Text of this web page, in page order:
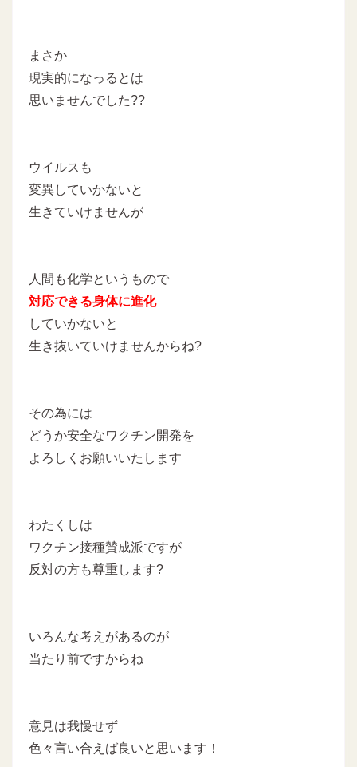
まさか
現実的になっるとは
思いませんでした??
ウイルスも
変異していかないと
生きていけませんが
人間も化学というもので
対応できる身体に進化
していかないと
生き抜いていけませんからね?
その為には
どうか安全なワクチン開発を
よろしくお願いいたします
わたくしは
ワクチン接種賛成派ですが
反対の方も尊重します?
いろんな考えがあるのが
当たり前ですからね
意見は我慢せず
色々言い合えば良いと思います！